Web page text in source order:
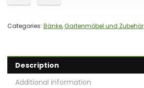
Categories: Bänke,Gartenmöbel und Zubehör
Description
Additional information